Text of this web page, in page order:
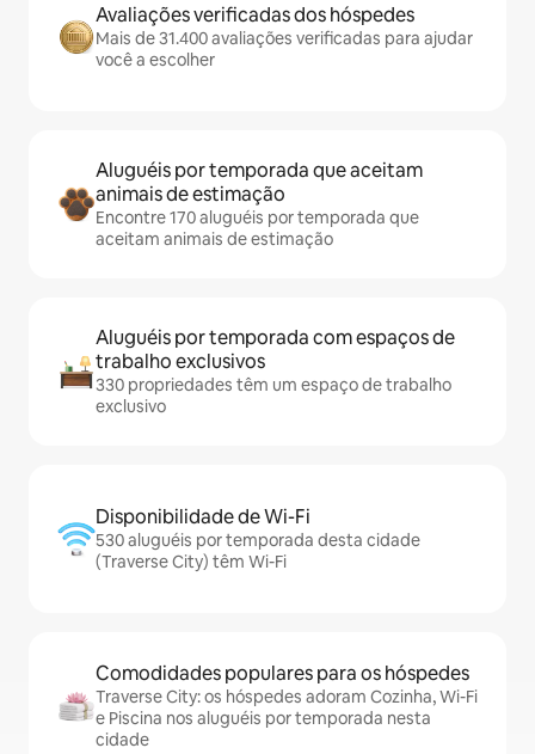
Avaliações verificadas dos hóspedes
Mais de 31.400 avaliações verificadas para ajudar
você a escolher
Aluguéis por temporada que aceitam
animais de estimação
Encontre 170 aluguéis por temporada que
aceitam animais de estimação
Aluguéis por temporada com espaços de
trabalho exclusivos
330 propriedades têm um espaço de trabalho
exclusivo
Disponibilidade de Wi-Fi
530 aluguéis por temporada desta cidade
(Traverse City) têm Wi-Fi
Comodidades populares para os hóspedes
Traverse City: os hóspedes adoram Cozinha, Wi-Fi
e Piscina nos aluguéis por temporada nesta
cidade